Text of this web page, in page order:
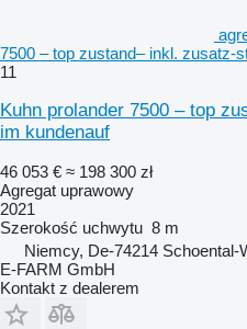
7500 – top zustand– inkl. zusatz-
11
Kuhn prolander 7500 – top
im kundenauf
46 053 € ≈ 198 300 zł
Agregat uprawowy
2021
Szerokość uchwytu 8 m
Niemcy, De-74214 Schoental-
E-FARM GmbH
Kontakt z dealerem